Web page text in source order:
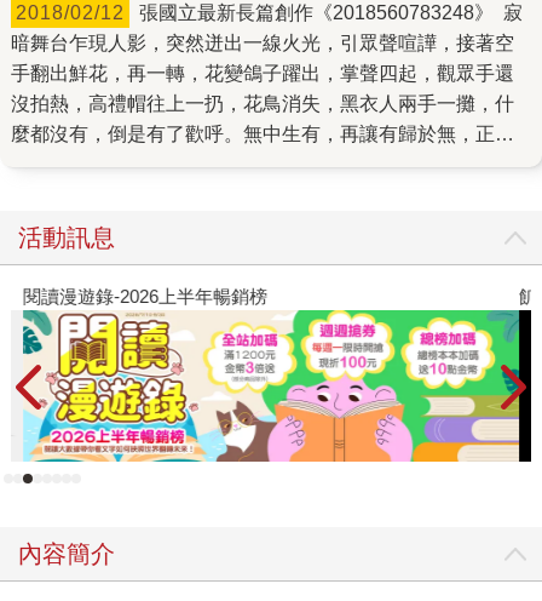
2018/02/12
暗舞台乍現人影，突然迸出一線火光，引眾聲喧譁，接著空
手翻出鮮花，再一轉，花變鴿子躍出，掌聲四起，觀眾手還
沒拍熱，高禮帽往上一扔，花鳥消失，黑衣人兩手一攤，什
麼都沒有，倒是有了歡呼。無中生有，再讓有歸於無，正是
了，那是張國立記憶中的魔術起點。 一九六○、七○年的台
北，很多馬戲團來台表演，沿著中山北路遊行到士林，老老
少少追看小丑與大象，河邊的大帳篷藏躲奇幻，空中飛人和
拋環表演歷久不衰，縱然彼時的演出現在看來可能破綻百
出，但童年驚嘆擱在心裡亦是未曾褪色，況且當年鑽地道的
男孩後來也成為文字的大魔術師－－小說家。推理、奇幻、
軍事、歷史無所不包，信手拈來都是題材，魔術小說醞釀在
心中多年，因為一個名字的觸發而全面啟動。金陵福( Ching
Ling Foo)，一位在二十世紀初風靡美國、舉辦巡迴公演的中
刊物《Linking Ring》的少數華人之一，他在倫敦與程連蘇的
技法比拚，至今仍被視為魔術史上最精采的對決之一。 張國
活動訊息
閱讀漫遊錄-2026上半年暢銷榜 飢
內容簡介